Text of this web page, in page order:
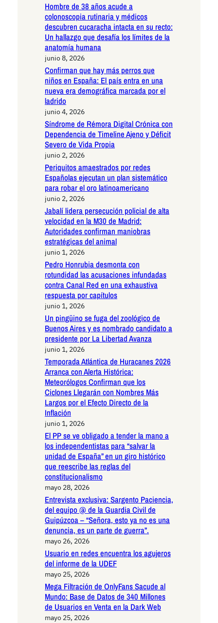
Hombre de 38 años acude a
colonoscopia rutinaria y médicos
descubren cucaracha intacta en su recto:
Un hallazgo que desafía los límites de la
anatomía humana
junio 8, 2026
Confirman que hay más perros que
niños en España: El país entra en una
nueva era demográfica marcada por el
ladrido
junio 4, 2026
Síndrome de Rémora Digital Crónica con
Dependencia de Timeline Ajeno y Déficit
Severo de Vida Propia
junio 2, 2026
Periquitos amaestrados por redes
Españolas ejecutan un plan sistemático
para robar el oro latinoamericano
junio 2, 2026
Jabalí lidera persecución policial de alta
velocidad en la M30 de Madrid:
Autoridades confirman maniobras
estratégicas del animal
junio 1, 2026
Pedro Honrubia desmonta con
rotundidad las acusaciones infundadas
contra Canal Red en una exhaustiva
respuesta por capítulos
junio 1, 2026
Un pingüino se fuga del zoológico de
Buenos Aires y es nombrado candidato a
presidente por La Libertad Avanza
junio 1, 2026
Temporada Atlántica de Huracanes 2026
Arranca con Alerta Histórica:
Meteorólogos Confirman que los
Ciclones Llegarán con Nombres Más
Largos por el Efecto Directo de la
Inflación
junio 1, 2026
El PP se ve obligado a tender la mano a
los independentistas para “salvar la
unidad de España” en un giro histórico
que reescribe las reglas del
constitucionalismo
mayo 28, 2026
Entrevista exclusiva: Sargento Paciencia,
del equipo @ de la Guardia Civil de
Guipúzcoa – “Señora, esto ya no es una
denuncia, es un parte de guerra”.
mayo 26, 2026
Usuario en redes encuentra los agujeros
del informe de la UDEF
mayo 25, 2026
Mega Filtración de OnlyFans Sacude al
Mundo: Base de Datos de 340 Millones
de Usuarios en Venta en la Dark Web
mayo 25, 2026